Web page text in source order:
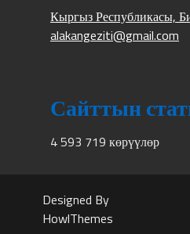
Кыргыз Республикасы,
alakangeziti@gmail.com
Сайттын
4 593 719 көрүүлөр
Designed By
HowlThemes